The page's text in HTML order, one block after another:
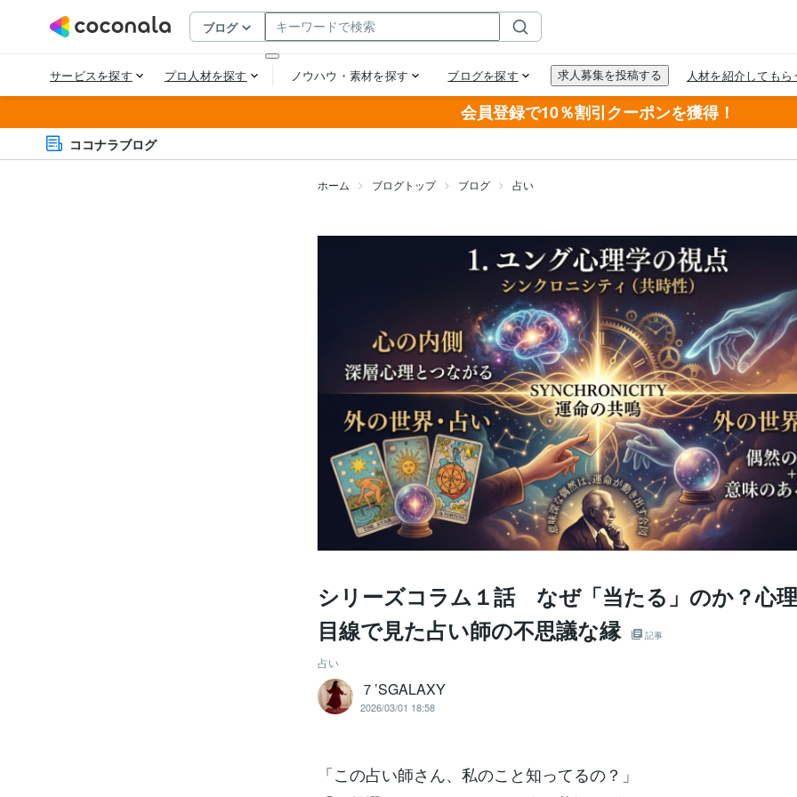
会員登録で10％割引クーポンを獲得！
ココナラブログ
ホーム ブログトップ ブログ 占い
シリーズコラム１話 なぜ「当たる」のか？心
目線で見た占い師の不思議な縁
記事
占い
７’SGALAXY
2026/03/01 18:58
「この占い師さん、私のこと知ってるの？」